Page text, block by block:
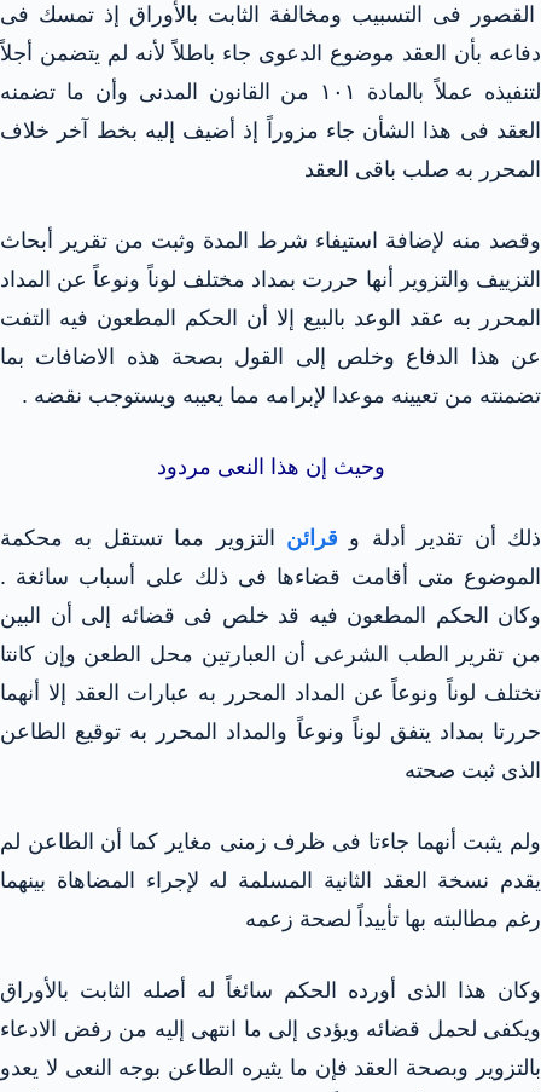
القصور فى التسبيب ومخالفة الثابت بالأوراق إذ تمسك فى
دفاعه بأن العقد موضوع الدعوى جاء باطلاً لأنه لم يتضمن أجلاً
لتنفيذه عملاً بالمادة ١٠١ من القانون المدنى وأن ما تضمنه
العقد فى هذا الشأن جاء مزوراً إذ أضيف إليه بخط آخر خلاف
المحرر به صلب باقى العقد
وقصد منه لإضافة استيفاء شرط المدة وثبت من تقرير أبحاث
التزييف والتزوير أنها حررت بمداد مختلف لوناً ونوعاً عن المداد
المحرر به عقد الوعد بالبيع إلا أن الحكم المطعون فيه التفت
عن هذا الدفاع وخلص إلى القول بصحة هذه الاضافات بما
تضمنته من تعيينه موعدا لإبرامه مما يعيبه ويستوجب نقضه .
وحيث إن هذا النعى مردود
ذلك أن تقدير أدلة و قرائن التزوير مما تستقل به محكمة
الموضوع متى أقامت قضاءها فى ذلك على أسباب سائغة .
وكان الحكم المطعون فيه قد خلص فى قضائه إلى أن البين
من تقرير الطب الشرعى أن العبارتين محل الطعن وإن كانتا
تختلف لوناً ونوعاً عن المداد المحرر به عبارات العقد إلا أنهما
حررتا بمداد يتفق لوناً ونوعاً والمداد المحرر به توقيع الطاعن
الذى ثبت صحته
ولم يثبت أنهما جاءتا فى ظرف زمنى مغاير كما أن الطاعن لم
يقدم نسخة العقد الثانية المسلمة له لإجراء المضاهاة بينهما
رغم مطالبته بها تأييداً لصحة زعمه
وكان هذا الذى أورده الحكم سائغاً له أصله الثابت بالأوراق
ويكفى لحمل قضائه ويؤدى إلى ما انتهى إليه من رفض الادعاء
بالتزوير وبصحة العقد فإن ما يثيره الطاعن بوجه النعى لا يعدو